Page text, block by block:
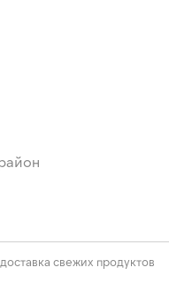
свежих продуктов